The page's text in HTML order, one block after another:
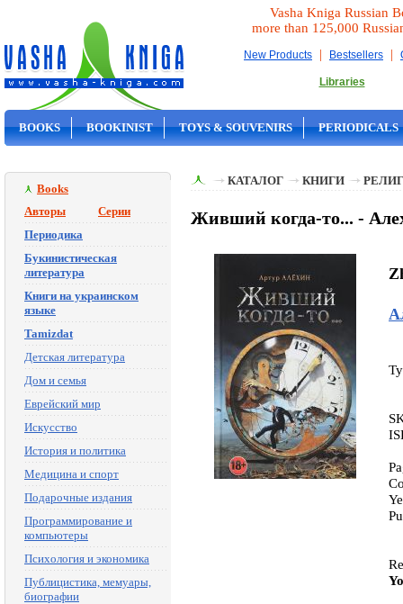
Vasha Kniga Russian
more than 125,000
New Products | Bestsellers |
Libraries
BOOKS BOOKINIST TOYS & SOUVENIRS PERIODICALS
Books
Авторы
Серии
Периодика
Букинистическая
литература
Книги на украинском
языке
Tamizdat
Детская литература
Дом и семья
Еврейский мир
Искусство
История и политика
Медицина и спорт
Подарочные издания
Программирование и
компьютеры
Психология и экономика
Публицистика, мемуары,
биографии
КАТАЛОГ КНИГИ
Живший когда-то... -